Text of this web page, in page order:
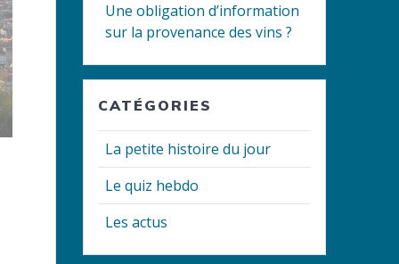
Une obligation d’information
sur la provenance des vins ?
CATÉGORIES
La petite histoire du jour
Le quiz hebdo
Les actus